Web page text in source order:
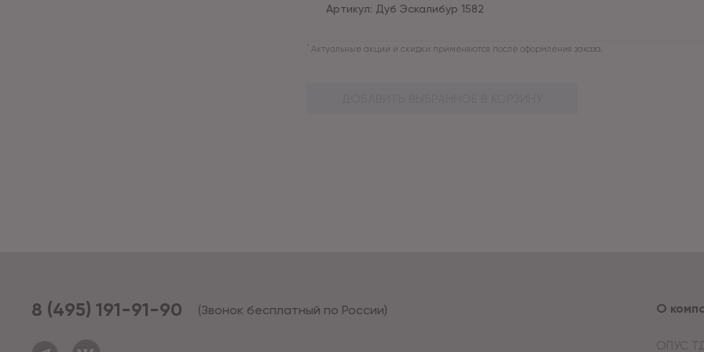
Артикул: Дуб Эскалибур 1582
* Актуальные акции и скидки применяются после оформления заказа.
8 (495) 191-91-90 (Звонок бесплатный по России) О
ОПУС